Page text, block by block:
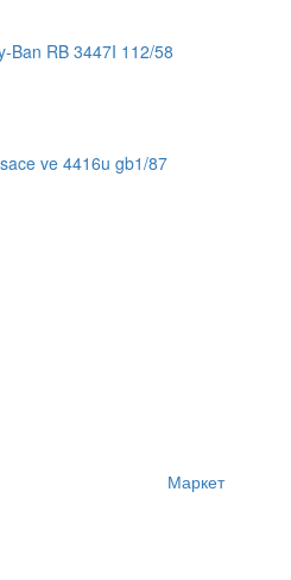
Ban RB 3447I 112/58
ve 4416u gb1/87
Маркет